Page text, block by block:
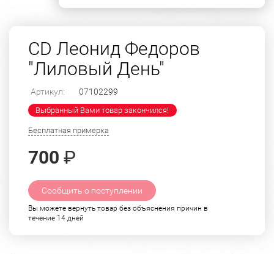
CD Леонид Федоров
"Лиловый День"
Артикул: 07102299
Выбранный Вами товар закончился!
Бесплатная примерка
700 ₽
Сообщить о поступлении
Вы можете вернуть товар без объяснения причин в
течение 14 дней